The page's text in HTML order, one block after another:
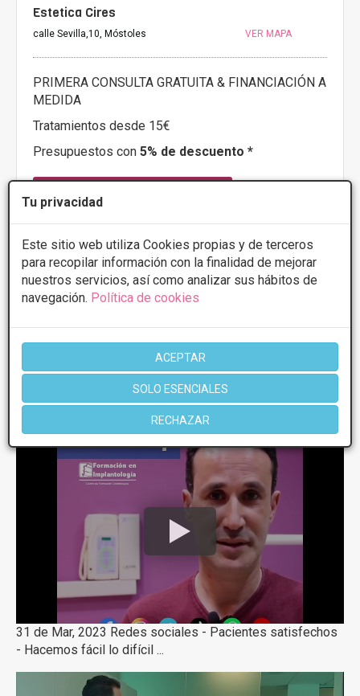
Tu privacidad
Este sitio web utiliza Cookies propias y de terceros
para recopilar información con la finalidad de mejorar
nuestros servicios, así como analizar sus hábitos de
navegación. Política de cookies
ACEPTAR
SOLO ESENCIALES
RECHAZAR
Estetica Cires
calle Sevilla,10, Móstoles VER MAPA
PRIMERA CONSULTA GRATUITA & FINANCIACIÓN A
MEDIDA
Tratamientos desde 15€
Presupuestos con 5% de descuento *
Más información
1 de 1
VideosImplantes dentales
31 de Mar, 2023 Redes sociales - Pacientes satisfechos
- Hacemos fácil lo difícil ...